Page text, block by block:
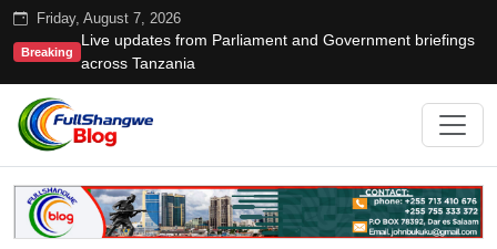
Friday, August 7, 2026
Breaking
Live updates from Parliament and Government briefings
across Tanzania